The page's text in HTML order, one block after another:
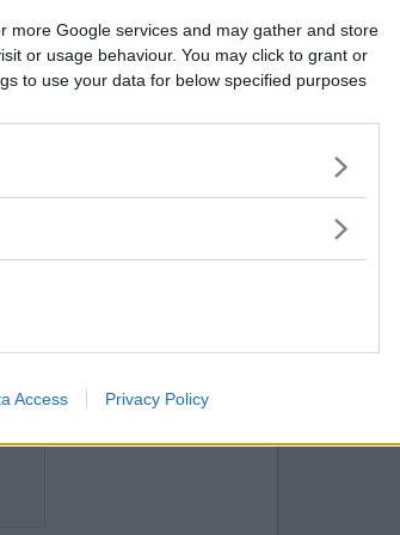
more Google services and may gather and store
or usage behaviour. You may click to grant or
to use your data for below specified purposes
Access Privacy Policy
Vill du bli
medlem?